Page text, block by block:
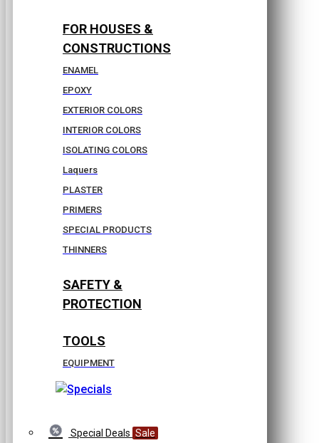
FOR HOUSES &
CONSTRUCTIONS
ENAMEL
EPOXY
EXTERIOR COLORS
INTERIOR COLORS
ISOLATING COLORS
Laquers
PLASTER
PRIMERS
SPECIAL PRODUCTS
THINNERS
SAFETY &
PROTECTION
TOOLS
EQUIPMENT
Special Deals Sale